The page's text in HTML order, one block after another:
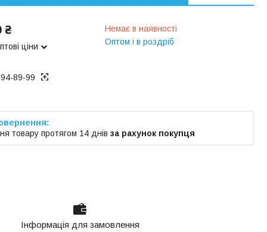
₴
ціни
Немає в наявності
Оптом і в роздріб
89-99
товару протягом 14 днів за рахунок покупця
Інформація для замовлення